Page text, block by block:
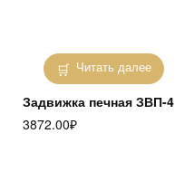
Читать далее
Задвижка печная ЗВП-4
3872.00₽